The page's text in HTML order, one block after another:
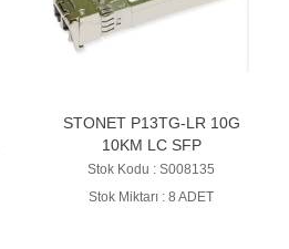
STONET P13TG-LR 10G
10KM LC SFP
Stok Kodu : S008135
Stok Miktarı : 8 ADET